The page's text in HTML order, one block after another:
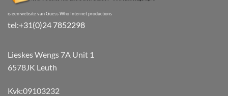
is een website van Guess Who Internet productions
tel:+31(0)24 7852298
Lieskes Wengs 7A Unit 1
6578JK Leuth
Kvk:09103232